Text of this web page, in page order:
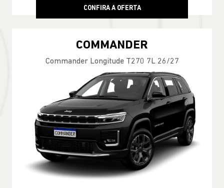
CONFIRA A OFERTA
COMMANDER
Commander Longitude T270 7L 26/27